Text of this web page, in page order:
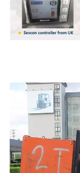
Capacidad:2tonelada
Altura de elevación:
Tipo de mástil: mástil